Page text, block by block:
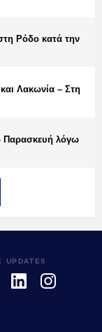
Ρόδο κατά την
Λακωνία – Στη
Παρασκευή λόγω
UPDATES